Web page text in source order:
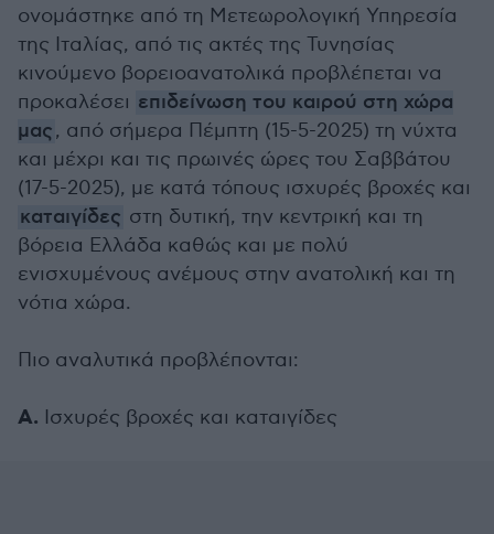
ονομάστηκε από τη Μετεωρολογική Υπηρεσία
της Ιταλίας, από τις ακτές της Τυνησίας
κινούμενο βορειοανατολικά προβλέπεται να
προκαλέσει επιδείνωση του καιρού στη χώρα
μας, από σήμερα Πέμπτη (15-5-2025) τη νύχτα
και μέχρι και τις πρωινές ώρες του Σαββάτου
(17-5-2025), με κατά τόπους ισχυρές βροχές και
καταιγίδες στη δυτική, την κεντρική και τη
βόρεια Ελλάδα καθώς και με πολύ
ενισχυμένους ανέμους στην ανατολική και τη
νότια χώρα.
Πιο αναλυτικά προβλέπονται:
Α. Ισχυρές βροχές και καταιγίδες